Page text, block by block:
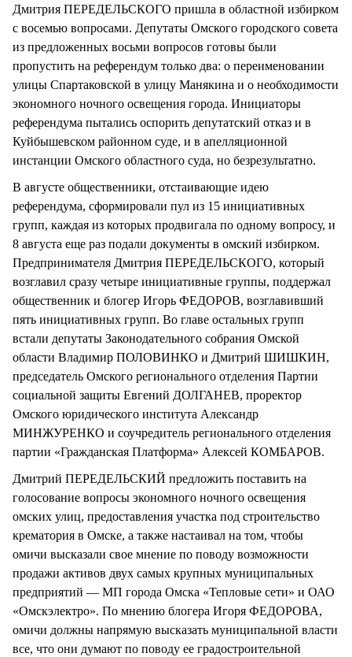
Дмитрия ПЕРЕДЕЛЬСКОГО пришла в областной избирком
с восемью вопросами. Депутаты Омского городского совета
из предложенных восьми вопросов готовы были
пропустить на референдум только два: о переименовании
улицы Спартаковской в улицу Манякина и о необходимости
экономного ночного освещения города. Инициаторы
референдума пытались оспорить депутатский отказ и в
Куйбышевском районном суде, и в апелляционной
инстанции Омского областного суда, но безрезультатно.
В августе общественники, отстаивающие идею
референдума, сформировали пул из 15 инициативных
групп, каждая из которых продвигала по одному вопросу, и
8 августа еще раз подали документы в омский избирком.
Предпринимателя Дмитрия ПЕРЕДЕЛЬСКОГО, который
возглавил сразу четыре инициативные группы, поддержал
общественник и блогер Игорь ФЕДОРОВ, возглавивший
пять инициативных групп. Во главе остальных групп
встали депутаты Законодательного собрания Омской
области Владимир ПОЛОВИНКО и Дмитрий ШИШКИН,
председатель Омского регионального отделения Партии
социальной защиты Евгений ДОЛГАНЕВ, проректор
Омского юридического института Александр
МИНЖУРЕНКО и соучредитель регионального отделения
партии «Гражданская Платформа» Алексей КОМБАРОВ.
Дмитрий ПЕРЕДЕЛЬСКИЙ предложить поставить на
голосование вопросы экономного ночного освещения
омских улиц, предоставления участка под строительство
крематория в Омске, а также настаивал на том, чтобы
омичи высказали свое мнение по поводу возможности
продажи активов двух самых крупных муниципальных
предприятий — МП города Омска «Тепловые сети» и ОАО
«Омскэлектро». По мнению блогера Игоря ФЕДОРОВА,
омичи должны напрямую высказать муниципальной власти
все, что они думают по поводу ее градостроительной